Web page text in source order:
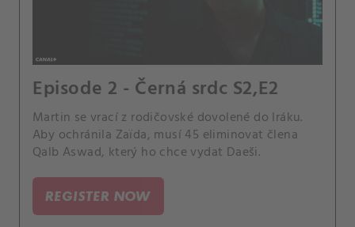
Episode 2 - Černá srdc S2,E2
Martin se vrací z rodičovské dovolené do Iráku.
Aby ochránila Zaïda, musí 45 eliminovat člena
Qalb Aswad, který ho chce vydat Daeši.
REGISTER NOW